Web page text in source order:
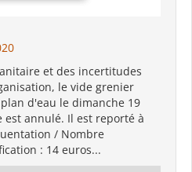
et des incertitudes
le vide grenier
d'eau le dimanche 19
est annulé. Il est reporté à
/ Nombre
: 14 euros...